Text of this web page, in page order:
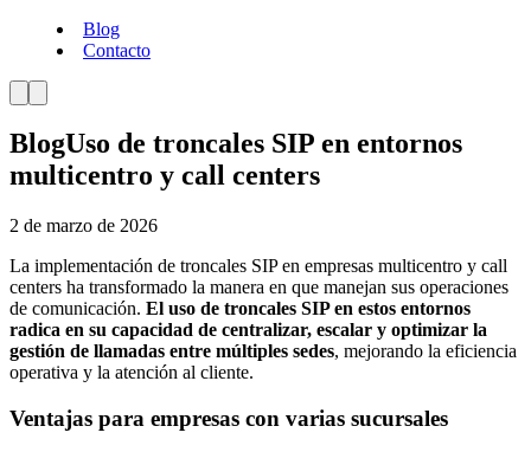
Blog
Contacto
BlogUso de troncales SIP en entornos
multicentro y call centers
2 de marzo de 2026
La implementación de troncales SIP en empresas multicentro y call
centers ha transformado la manera en que manejan sus operaciones
de comunicación. El uso de troncales SIP en estos entornos
radica en su capacidad de centralizar, escalar y optimizar la
gestión de llamadas entre múltiples sedes, mejorando la eficiencia
operativa y la atención al cliente.
Ventajas para empresas con varias sucursales